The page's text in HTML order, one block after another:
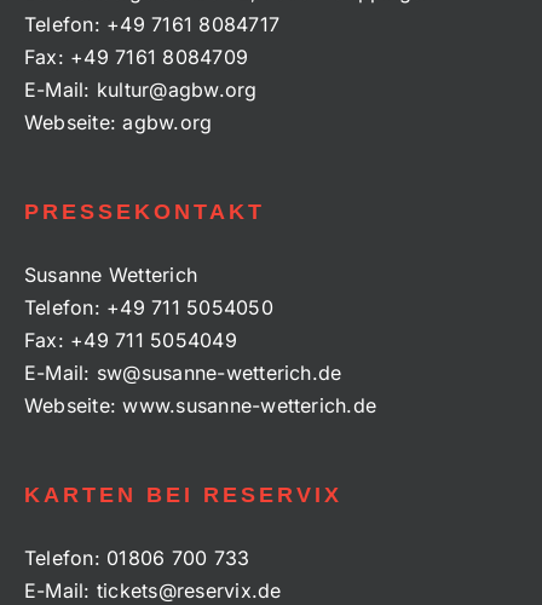
Telefon: +49 7161 8084717
Fax: +49 7161 8084709
E-Mail: kultur@agbw.org
Webseite:agbw.org
PRESSEKONTAKT
Susanne Wetterich
Telefon: +49 711 5054050
Fax: +49 711 5054049
E-Mail: sw@susanne-wetterich.de
Webseite:www.susanne-wetterich.de
KARTEN BEI RESERVIX
Telefon: 01806 700 733
E-Mail: tickets@reservix.de